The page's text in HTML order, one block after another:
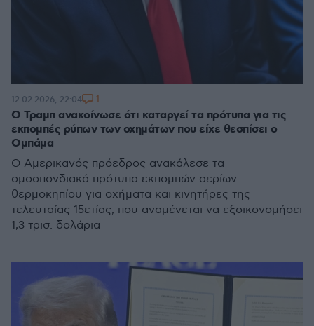
Ο Τραμπ ανακοίνωσε ότι καταργεί τα πρότυπα για τις
εκπομπές ρύπων των οχημάτων που είχε θεσπίσει ο
Ομπάμα
Ο Αμερικανός πρόεδρος ανακάλεσε τα
ομοσπονδιακά πρότυπα εκπομπών αερίων
θερμοκηπίου για οχήματα και κινητήρες της
τελευταίας 15ετίας, που αναμένεται να εξοικονομήσει
1,3 τρισ. δολάρια
12.02.2026, 22:04 1